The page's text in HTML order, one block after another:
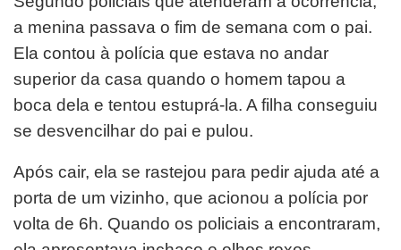
a menina passava o fim de semana com o pai.
Ela contou à polícia que estava no andar
superior da casa quando o homem tapou a
boca dela e tentou estuprá-la. A filha conseguiu
se desvencilhar do pai e pulou.
Após cair, ela se rastejou para pedir ajuda até a
porta de um vizinho, que acionou a polícia por
volta de 6h. Quando os policiais a encontraram,